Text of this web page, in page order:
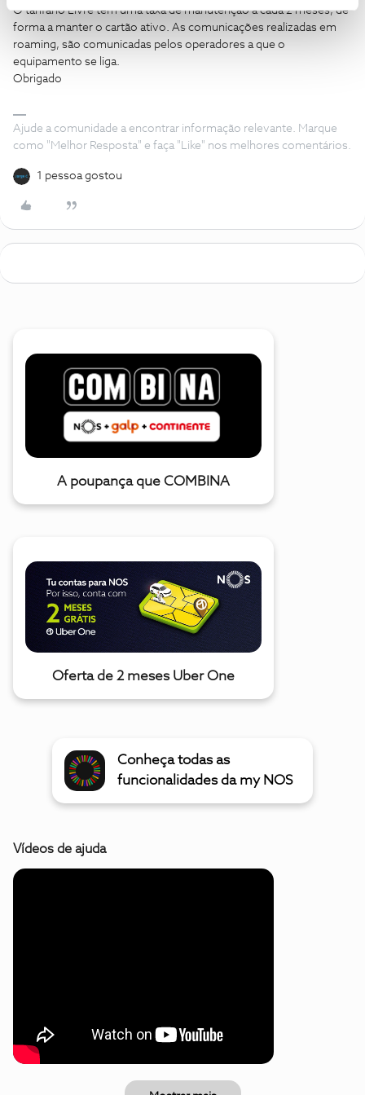
O tarifário Livre tem uma taxa de manutenção a cada 2 meses, de
forma a manter o cartão ativo. As comunicações realizadas em
roaming, são comunicadas pelos operadores a que o
equipamento se liga.
Obrigado
Ajude a comunidade a encontrar informação relevante. Marque
como "Melhor Resposta" e faça "Like" nos melhores comentários.
1 pessoa gostou
A poupança que COMBINA
Oferta de 2 meses Uber One
Conheça todas as
funcionalidades da my NOS
Vídeos de ajuda